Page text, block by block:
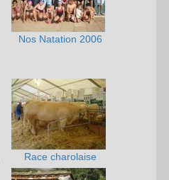
Nos Natation 2006
Race charolaise